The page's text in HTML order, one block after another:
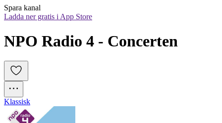
Spara kanal
Ladda ner gratis i App Store
NPO Radio 4 - Concerten
Klassisk